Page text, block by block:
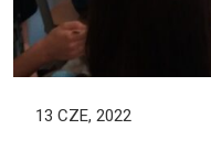
13 CZE, 2022